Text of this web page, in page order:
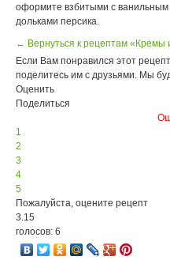
оформите взбитыми с
дольками персика.
← Вернуться к рецептам «Кремы
Если Вам понравился этот
поделитесь им с друзьями. Мы
Оценить
Поделиться
1
2
3
4
5
Пожалуйста, оцените рецепт
3.15
голосов: 6